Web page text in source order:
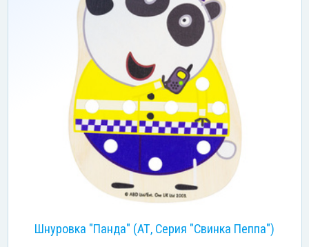
Шнуровка "Панда" (АТ, Серия "Свинка Пеппа")